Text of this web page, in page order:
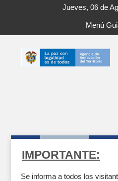
Jueves, 06 de
Menú
IMPORTANTE:
Se informa a todos los